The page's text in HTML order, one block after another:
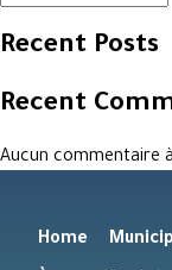
Recent Posts
Recent
Aucun commentaire
Home